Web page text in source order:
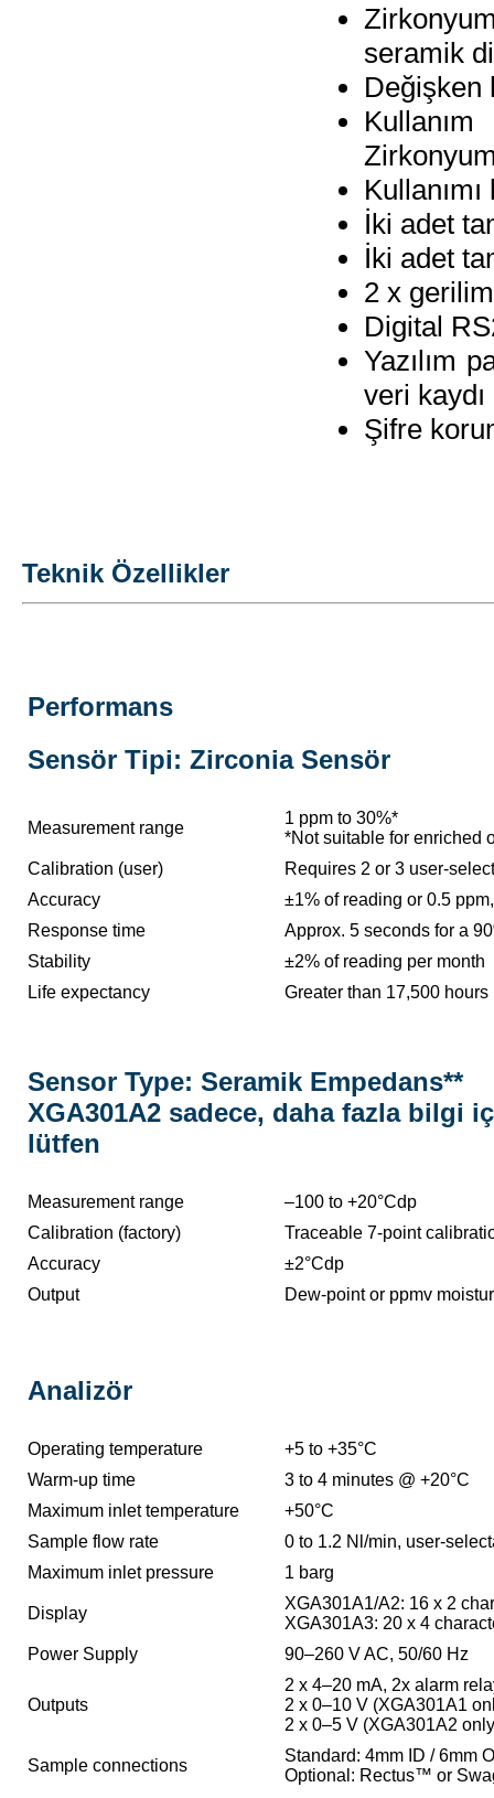
seramik
Değişken
İki adet
İki adet
2 x gerilim
Digital
Yazılım
veri kaydı
Şifre
Teknik Özellikler
Performans
Sensör Tipi: Zirconia Sensör
Measurement range
1 ppm to 30%*
*Not suitable for enriched
Calibration (user)
Requires 2 or 3 user-
Accuracy
±1% of reading or 0.5
Response time
Approx. 5 seconds for a
Stability
±2% of reading per month
Life expectancy
Greater than 17,500 hours
Sensor Type: Seramik Empedans**
XGA301A2 sadece, daha fazla bilgi
lütfen
Measurement range
–100 to +20°Cdp
Calibration (factory)
Traceable 7-point
Accuracy
±2°Cdp
Output
Dew-point or ppmv
Analizör
Operating temperature
+5 to +35°C
Warm-up time
3 to 4 minutes @ +20°C
Maximum inlet temperature
+50°C
Sample flow rate
0 to 1.2 Nl/min, user-
Maximum inlet pressure
1 barg
Display
XGA301A1/A2: 16 x 2
XGA301A3: 20 x 4
Power Supply
90–260 V AC, 50/60 Hz
Outputs
2 x 4–20 mA, 2x alarm
2 x 0–10 V (XGA301A1
2 x 0–5 V (XGA301A2
Sample connections
Standard: 4mm ID / 6mm
Optional: Rectus™ or